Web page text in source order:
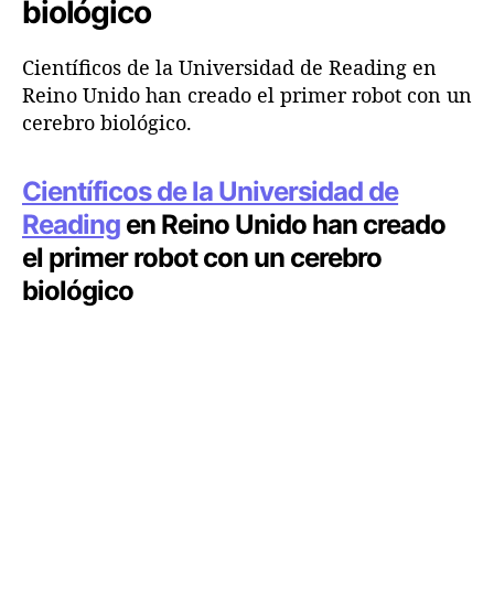
e
t
r
a
t
r
biológico
Científicos de la Universidad de Reading en
Reino Unido han creado el primer robot con un
cerebro biológico.
Científicos de la Universidad de
Reading en Reino Unido han creado
el primer robot con un cerebro
biológico